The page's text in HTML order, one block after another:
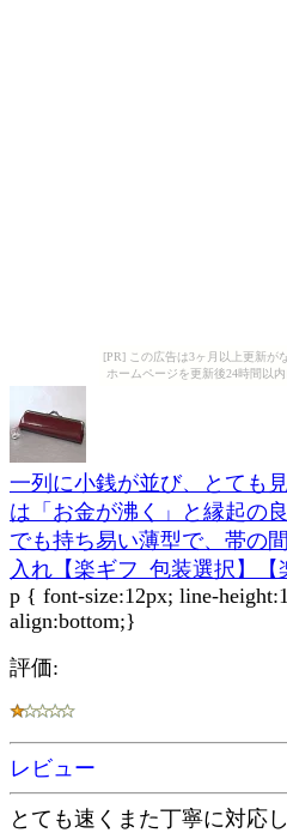
[PR] この広告は3ヶ月以上更新が
ホームページを更新後24時間以
一列に小銭が並び、とても
は「お金が沸く」と縁起の
でも持ち易い薄型で、帯の
入れ【楽ギフ_包装選択】【
p { font-size:12px; line-
align:bottom;}
評価:
レビュー
とても速くまた丁寧に対応